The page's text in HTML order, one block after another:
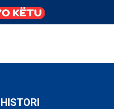
HISTORI